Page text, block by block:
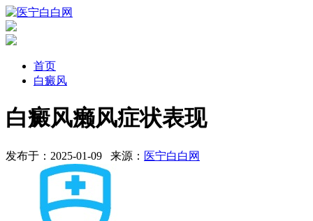
首页
白癜风
白癜风癞风症状表现
发布于：2025-01-09 来源： 医宁白白网